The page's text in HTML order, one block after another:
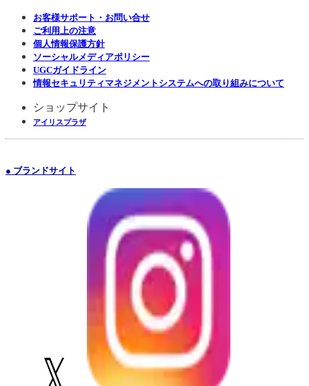
お客様サポート・お問い合せ
ご利用上の注意
個人情報保護方針
ソーシャルメディアポリシー
UGCガイドライン
情報セキュリティマネジメントシステムへの取り組みについて
ショップサイト
アイリスプラザ
● ブランドサイト